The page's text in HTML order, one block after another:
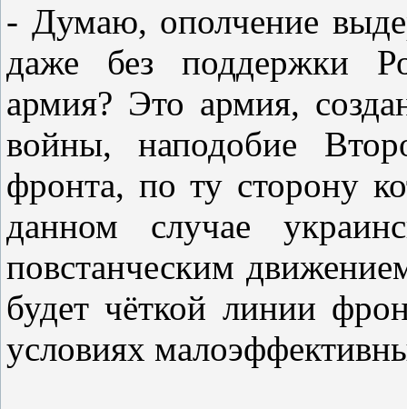
- Думаю, ополчение
даже без поддержки
армия? Это армия,
войны, наподобие
фронта, по ту сторону
данном случае
повстанческим
будет чёткой линии
условиях